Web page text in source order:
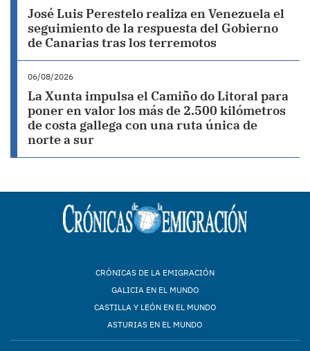
José Luis Perestelo realiza en Venezuela el
seguimiento de la respuesta del Gobierno
de Canarias tras los terremotos
06/08/2026
La Xunta impulsa el Camiño do Litoral para
poner en valor los más de 2.500 kilómetros
de costa gallega con una ruta única de
norte a sur
CRÓNICAS DE LA EMIGRACIÓN
GALICIA EN EL MUNDO
CASTILLA Y LEÓN EN EL MUNDO
ASTURIAS EN EL MUNDO